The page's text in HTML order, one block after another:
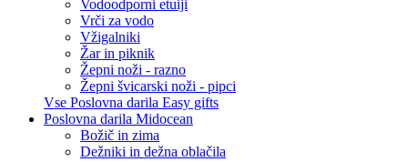
Vodoodporni etuiji
Vrči za vodo
Vžigalniki
Žar in piknik
Žepni noži - razno
Žepni švicarski noži - pipci
Vse Poslovna darila Easy gifts
Poslovna darila Midocean
Božič in zima
Dežniki in dežna oblačila